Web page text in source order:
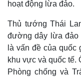
hoạt động lừa đảo.
Thủ tướng Thái
đường dây lừa đảo
là vấn đề của quốc
khu vực và quốc tế.
Phòng chống và